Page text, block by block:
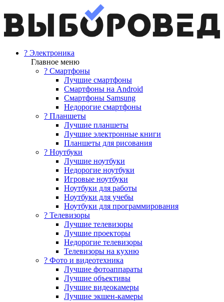
? Электроника
Главное меню
? Смартфоны
Лучшие смартфоны
Смартфоны на Android
Смартфоны Samsung
Недорогие смартфоны
? Планшеты
Лучшие планшеты
Лучшие электронные книги
Планшеты для рисования
? Ноутбуки
Лучшие ноутбуки
Недорогие ноутбуки
Игровые ноутбуки
Ноутбуки для работы
Ноутбуки для учебы
Ноутбуки для программирования
? Телевизоры
Лучшие телевизоры
Лучшие проекторы
Недорогие телевизоры
Телевизоры на кухню
? Фото и видеотехника
Лучшие фотоаппараты
Лучшие объективы
Лучшие видеокамеры
Лучшие экшен-камеры